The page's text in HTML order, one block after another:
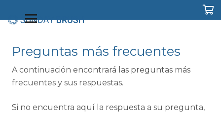
Preguntas más frecuentes
A continuación encontrará las preguntas más
frecuentes y sus respuestas.
Si no encuentra aquí la respuesta a su pregunta,